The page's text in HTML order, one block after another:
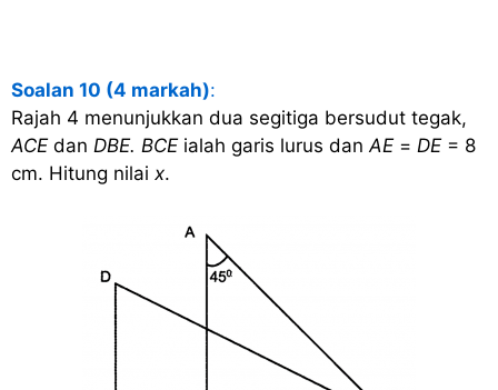
Soalan 10 (4 markah):
Rajah 4 menunjukkan dua segitiga bersudut tegak,
ACE dan DBE. BCE ialah garis lurus dan AE = DE = 8
cm. Hitung nilai x.